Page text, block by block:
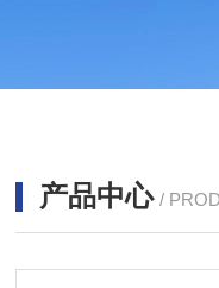
产品中心 /